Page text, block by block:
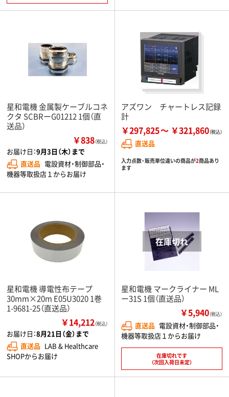
星和電機 金属製ケーブルコネ
クタ SCBRーG01212 1個（直
送品）
￥838（税込）
お届け日：9月3日（木）まで
直送品 電設資材・制御部品・
機器等取扱店１からお届け
アズワン チャートレス記録
計
￥297,825 ￥321,860
直送品
入力点数・販売単位違いの商品が2商品あり
ます
星和電機 導電性布テープ
30mm×20m E05U3020 1巻
1-9681-25（直送品）
￥14,212（税込）
お届け日：8月21日（金）まで
直送品 LAB & Healthcare
SHOPからお届け
星和電機 マークライナー ML
ー31S 1個（直送品）
￥5,940（税込）
直送品 電設資材・制御部品・
機器等取扱店１からお届け
在庫切れです
（次回入荷日未定）